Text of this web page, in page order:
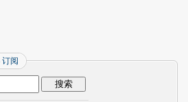
订阅